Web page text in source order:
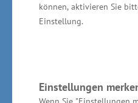
können, aktivieren Sie
Einstellung.
Einstellungen
Wenn Sie "Einstellungen
zwingende
öffentlicher Aufträge“,
auch im Vorfeld des
entsprechender
Dienstag im Kabinett